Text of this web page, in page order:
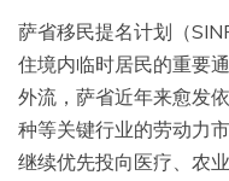
萨省移民提名计划（
住境内临时居民的重要
外流，萨省近年来愈发
种等关键行业的劳动力
继续优先投向医疗、农